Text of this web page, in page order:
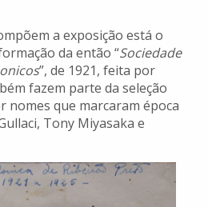
a exposição está o
da então “Sociedade
”, de 1921, feita por
fazem parte da seleção
nomes que marcaram época
Tony Miyasaka e